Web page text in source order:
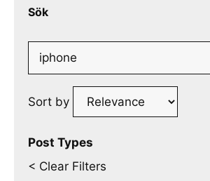
Sök
Search
for:
Sort by
Post Types
< Clear Filters